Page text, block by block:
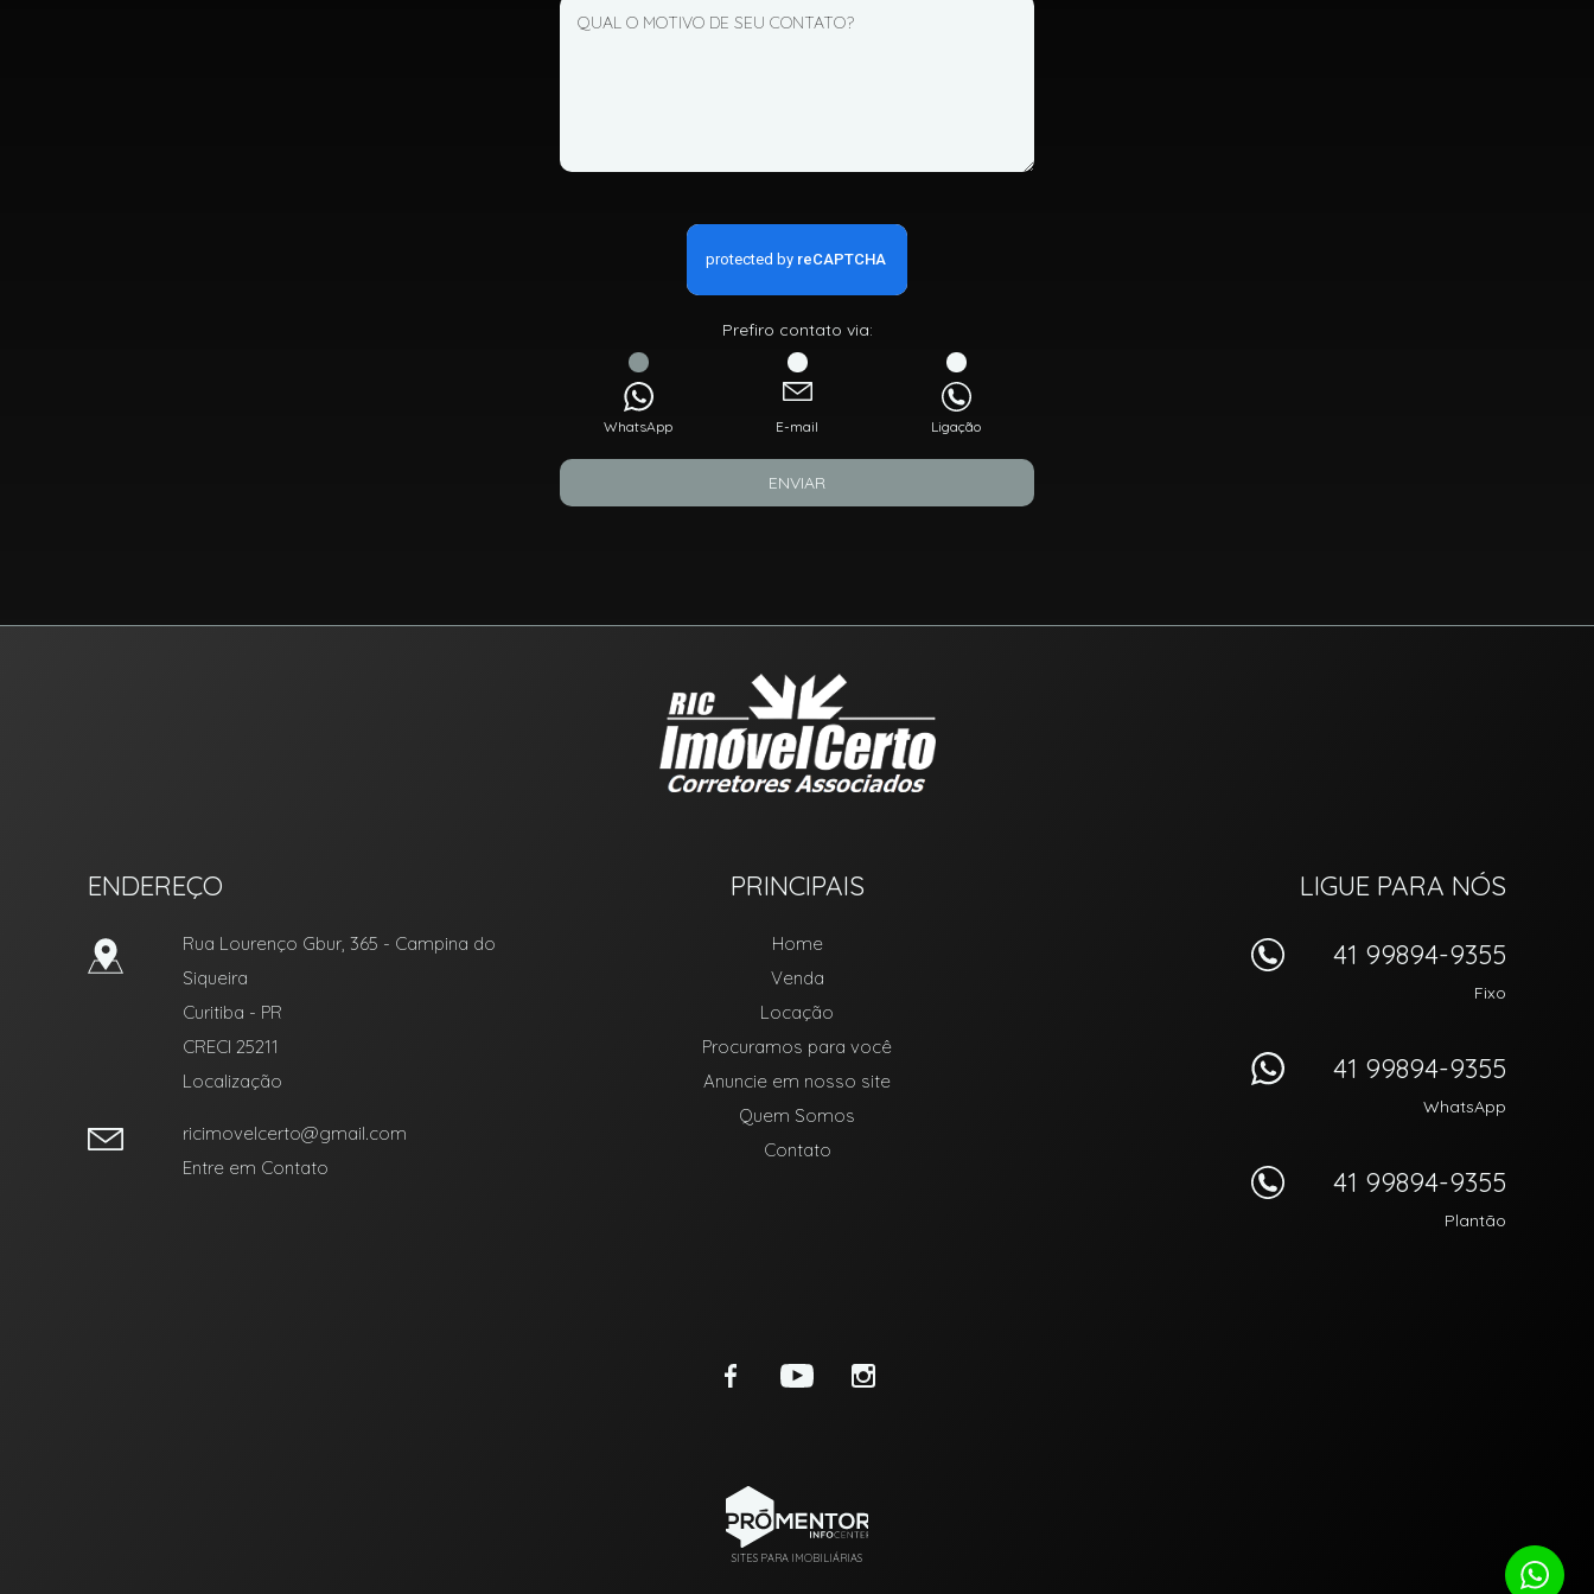
Prefiro contato via:
WhatsApp E-mail Ligação
ENVIAR
ENDEREÇO
Rua Lourenço Gbur, 365 - Campina do
Siqueira
Curitiba - PR
CRECI 25211
Localização
ricimovelcerto@gmail.com
Entre em Contato
PRINCIPAIS
Home
Venda
Locação
Procuramos para você
Anuncie em nosso site
Quem Somos
Contato
LIGUE PARA NÓS
41 99894-9355
Fixo
41 99894-9355
WhatsApp
41 99894-9355
Plantão
SITES PARA IMOBILIÁRIAS